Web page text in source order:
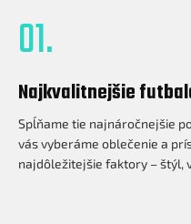
01.
Najkvalitnejšie
Spĺňame tie najnáročnejšie
vás vyberáme oblečenie a
najdôležitejšie faktory – štýl,